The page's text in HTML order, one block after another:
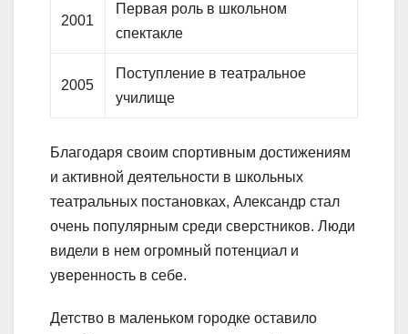
2001
Первая роль в школьном
спектакле
2005
Поступление в театральное
училище
Благодаря своим спортивным достижениям
и активной деятельности в школьных
театральных постановках, Александр стал
очень популярным среди сверстников. Люди
видели в нем огромный потенциал и
уверенность в себе.
Детство в маленьком городке оставило